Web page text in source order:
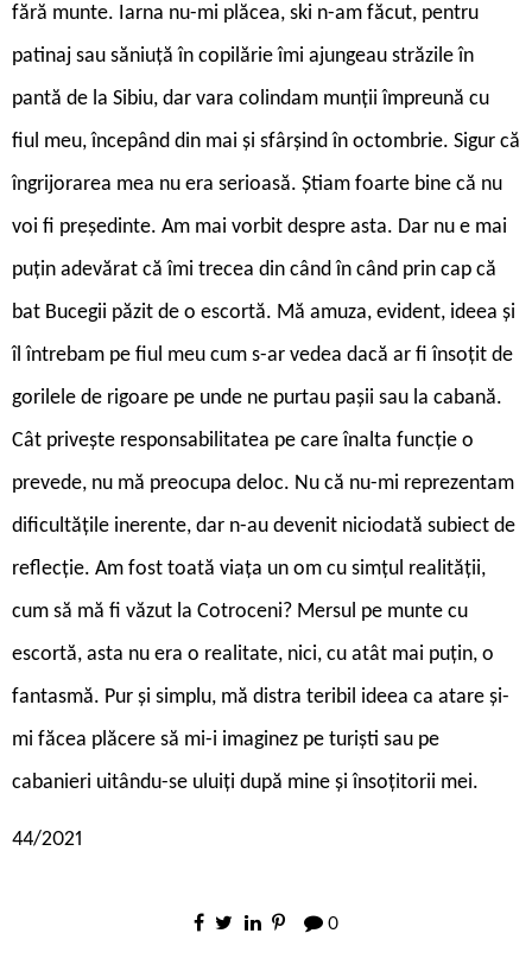
fără munte. Iarna nu-mi plăcea, ski n-am făcut, pentru
patinaj sau săniuță în copilărie îmi ajungeau străzile în
pantă de la Sibiu, dar vara colindam munții împreună cu
fiul meu, începând din mai și sfârșind în octombrie. Sigur că
îngrijorarea mea nu era serioasă. Știam foarte bine că nu
voi fi președinte. Am mai vorbit despre asta. Dar nu e mai
puțin adevărat că îmi trecea din când în când prin cap că
bat Bucegii păzit de o escortă. Mă amuza, evident, ideea și
îl întrebam pe fiul meu cum s-ar vedea dacă ar fi însoțit de
gorilele de rigoare pe unde ne purtau pașii sau la cabană.
Cât privește responsabilitatea pe care înalta funcție o
prevede, nu mă preocupa deloc. Nu că nu-mi reprezentam
dificultățile inerente, dar n-au devenit niciodată subiect de
reflecție. Am fost toată viața un om cu simțul realității,
cum să mă fi văzut la Cotroceni? Mersul pe munte cu
escortă, asta nu era o realitate, nici, cu atât mai puțin, o
fantasmă. Pur și simplu, mă distra teribil ideea ca atare și-
mi făcea plăcere să mi-i imaginez pe turiști sau pe
cabanieri uitându-se uluiți după mine și însoțitorii mei.
44/2021
0